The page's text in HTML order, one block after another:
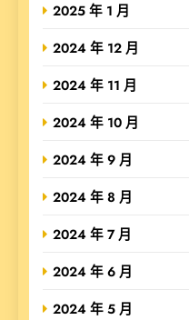
2025 年 1 月
2024 年 12 月
2024 年 11 月
2024 年 10 月
2024 年 9 月
2024 年 8 月
2024 年 7 月
2024 年 6 月
2024 年 5 月